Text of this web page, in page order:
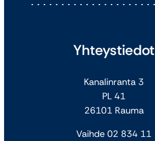
Yhteystiedot
Kanalinranta 3
PL 41
26101 Rauma
Vaihde 02 834 11